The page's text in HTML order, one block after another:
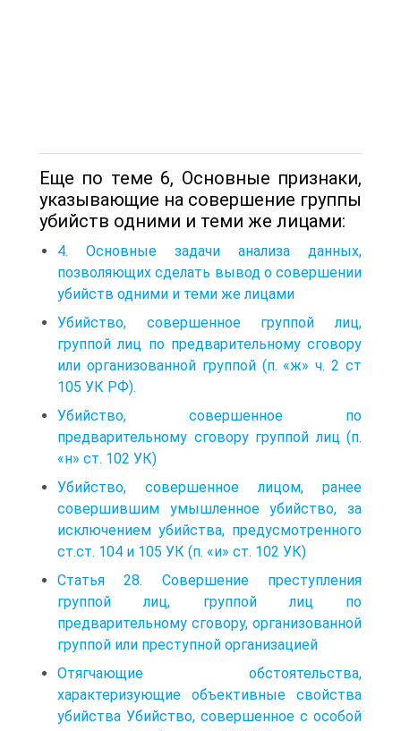
Еще по теме 6, Основные признаки,
указывающие на совершение группы
убийств одними и теми же лицами:
4. Основные задачи анализа данных,
позволяющих сделать вывод о совершении
убийств одними и теми же лицами
Убийство, совершенное группой лиц,
группой лиц по предварительно­му сговору
или организованной группой (п. «ж» ч. 2 ст
105 УК РФ).
Убийство, совершенное по
предварительному сговору группой лиц (п.
«н» ст. 102 УК)
Убийство, совершенное лицом, ранее
совершившим умышленное убийство, за
исключением убийства, предусмотренного
ст.ст. 104 и 105 УК (п. «и» ст. 102 УК)
Статья 28. Совершение преступления
группой лиц, группой лиц по
предварительному сговору, организованной
группой или преступной организацией
Отягчающие обстоятельства,
характеризующие объективные свойства
убийства Убийство, совершенное с особой